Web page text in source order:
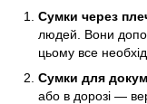
Сумки через
людей. Вони
цьому все
Сумки для
або в дорозі —